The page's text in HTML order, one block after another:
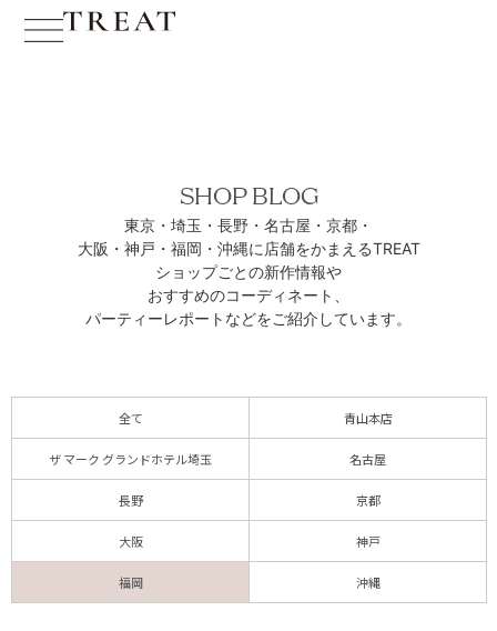
SHOP BLOG
東京・埼玉・長野・名古屋・京都・
大阪・神戸・福岡・沖縄に 店舗をかまえるTREAT
ショップごとの新作情報や
おすすめのコーディネート、
パーティーレポートなどをご紹介しています。
全て 青山本店
ザ マーク グランドホテル埼玉 名古屋
長野 京都
大阪 神戸
福岡 沖縄